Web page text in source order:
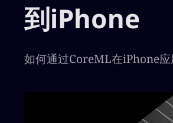
到iPhone
如何通过CoreML在iPhone